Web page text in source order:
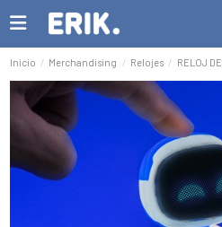
Inicio Merchandising Relojes RELOJ